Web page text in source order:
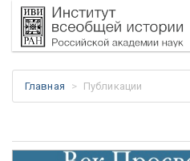
Главная Публикации